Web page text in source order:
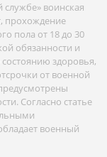
воинская
прохождение
пола от 18 до 30
обязанности и
здоровья,
от военной
Согласно статье
военный